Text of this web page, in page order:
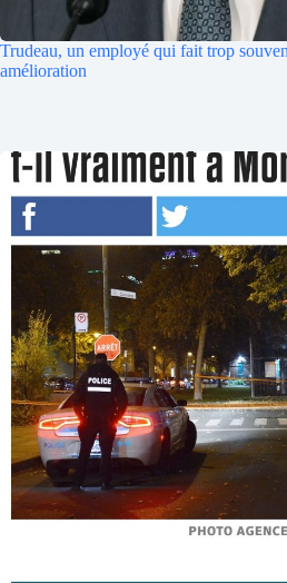
Trudeau, un employé qui fait trop
amélioration